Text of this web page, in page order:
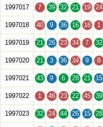
1997017 7 39 32 21 19 24
1997018 40 9 36 16 18 1
1997019 21 26 23 34 7 32
1997020 21 3 36 34 9 8
1997021 43 9 6 28 21 15
1997022 1 46 23 22 45 39
1997023 32 24 44 26 15 28